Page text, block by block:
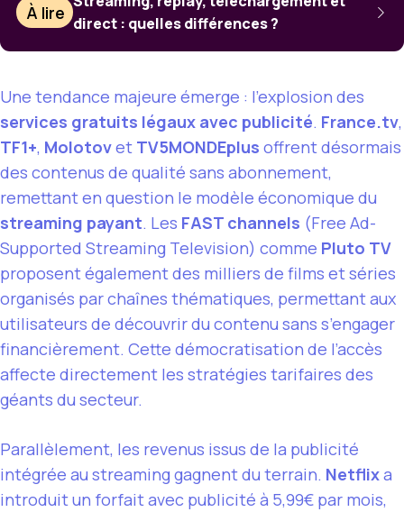
À lire direct : quelles différences ?
Une tendance majeure émerge : l’explosion des
services gratuits légaux avec publicité. France.tv,
TF1+, Molotovet TV5MONDEplus offrent désormais
des contenus de qualité sans abonnement,
remettant en question le modèle économique du
streaming payant. Les FAST channels (Free Ad-
Supported Streaming Television) comme Pluto TV
proposent également des milliers de films et séries
organisés par chaînes thématiques, permettant aux
utilisateurs de découvrir du contenu sans s’engager
financièrement. Cette démocratisation de l’accès
affecte directement les stratégies tarifaires des
géants du secteur.
Parallèlement, les revenus issus de la publicité
intégrée au streaming gagnent du terrain. Netflixa
introduit un forfait avec publicité à 5,99€ par mois,